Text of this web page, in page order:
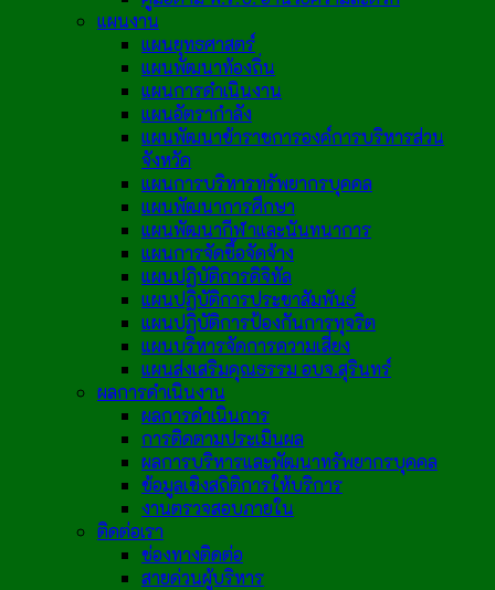
แผนงาน
แผนยุทธศาสตร์
แผนพัฒนาท้องถิ่น
แผนการดำเนินงาน
แผนอัตรากำลัง
แผนพัฒนาข้าราชการองค์การบริหารส่วน
จังหวัด
แผนการบริหารทรัพยากรบุคคล
แผนพัฒนาการศึกษา
แผนพัฒนากีฬาและนันทนาการ
แผนการจัดซื้อจัดจ้าง
แผนปฏิบัติการดิจิทัล
แผนปฏิบัติการประชาสัมพันธ์
แผนปฏิบัติการป้องกันการทุจริต
แผนบริหารจัดการความเสี่ยง
แผนส่งเสริมคุณธรรม อบจ.สุรินทร์
ผลการดำเนินงาน
ผลการดำเนินการ
การติดตามประเมินผล
ผลการบริหารและพัฒนาทรัพยากรบุคคล
ข้อมูลเชิงสถิติการให้บริการ
งานตรวจสอบภายใน
ติดต่อเรา
ช่องทางติดต่อ
สายด่วนผู้บริหาร